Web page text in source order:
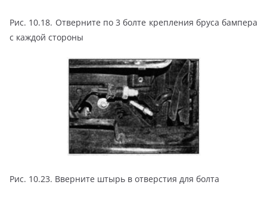
Рис. 10.18. Отверните по 3 болте крепления бруса бампера
с каждой стороны
Рис. 10.23. Вверните штырь в отверстия для болта